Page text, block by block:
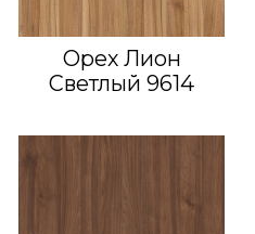
Орех Лион
Светлый 9614